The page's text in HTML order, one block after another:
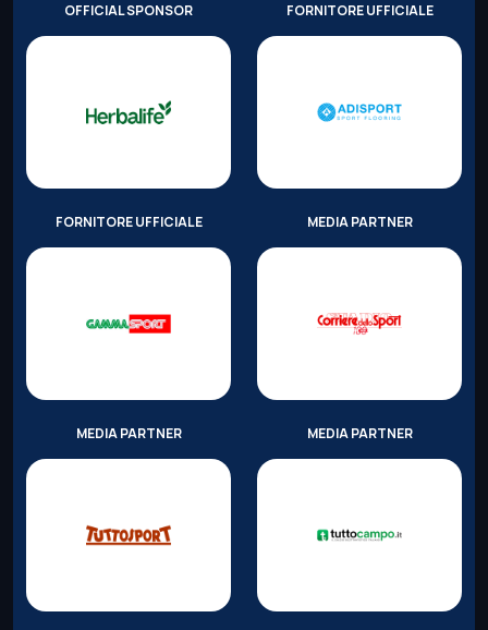
OFFICIAL SPONSOR FORNITORE UFFICIALE
FORNITORE UFFICIALE MEDIA PARTNER
MEDIA PARTNER MEDIA PARTNER